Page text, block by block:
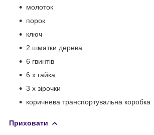
молоток
порок
ключ
2 шматки дерева
6 гвинтів
6 х гайка
3 х зірочки
коричнева транспортувальна коробка
Приховати